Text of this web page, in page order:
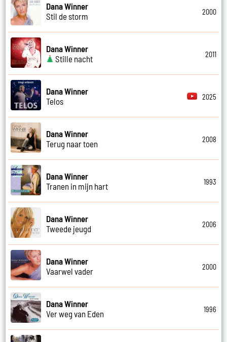
Dana Winner
Stil de storm
2000
Dana Winner
Stille nacht
2011
Dana Winner
Telos
2025
Dana Winner
Terug naar toen
2008
Dana Winner
Tranen in mijn hart
1993
Dana Winner
Tweede jeugd
2006
Dana Winner
Vaarwel vader
2000
Dana Winner
Ver weg van Eden
1996